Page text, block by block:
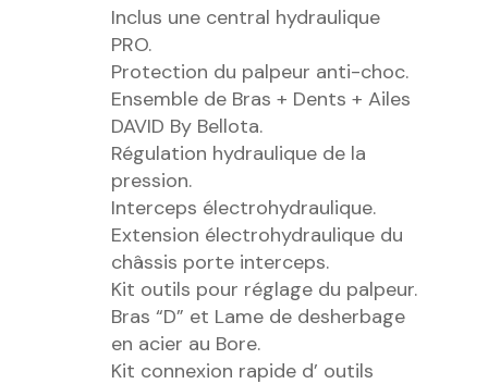
Inclus une central hydraulique
PRO.
Protection du palpeur anti-choc.
Ensemble de Bras + Dents + Ailes
DAVID By Bellota.
Régulation hydraulique de la
pression.
Interceps électrohydraulique.
Extension électrohydraulique du
châssis porte interceps.
Kit outils pour réglage du palpeur.
Bras “D” et Lame de desherbage
en acier au Bore.
Kit connexion rapide d’ outils